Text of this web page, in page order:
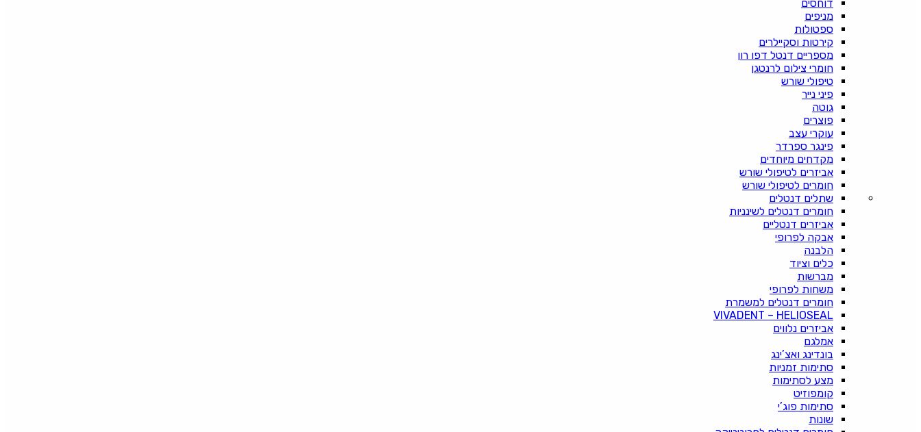
דוחסים
מניפים
ספטולות
קירטות וסקיילרים
מספריים דנטל דפו רון
חומרי צילום לרנטגן
טיפולי שורש
פיני נייר
גוטה
פוצרים
עוקרי עצב
פינגר ספרדר
מקדחים מיוחדים
אביזרים לטיפולי שורש
חומרים לטיפולי שורש
שתלים דנטלים
חומרים דנטלים לשינניות
אביזרים דנטליים
אבקה לפרופי
הלבנה
כלים וציוד
מברשות
משחות לפרופי
חומרים דנטלים למשמרת
VIVADENT – HELIOSEAL
אביזרים נלווים
אמלגם
בונדינג ואצ’ינג
סתימות זמניות
מצע לסתימות
קומפוזיט
סתימות פוג’י
שונות